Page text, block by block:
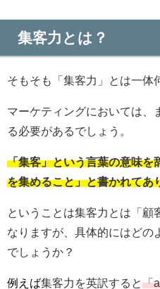
集客力とは？
そもそも「集客力」とは一体
マーケティングにおいては、
る必要があるでしょう。
「集客」という言葉の意味を
を集めること」と書かれてあ
ということは集客力とは「顧
なりますが、具体的にはどの
でしょうか？
例えば集客力を英訳すると「